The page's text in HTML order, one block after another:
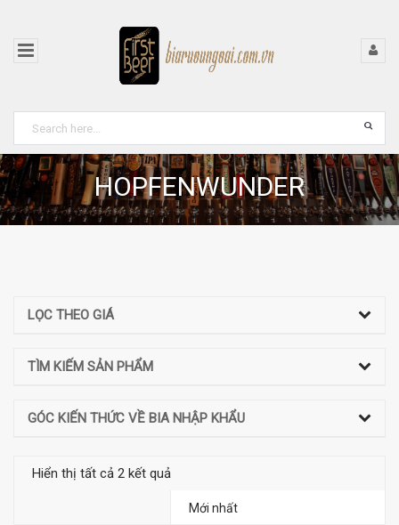
HOPFENWUNDER
LỌC THEO GIÁ
TÌM KIẾM SẢN PHẨM
GÓC KIẾN THỨC VỀ BIA NHẬP KHẨU
Hiển thị tất cả 2 kết quả